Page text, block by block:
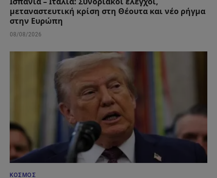
μεταναστευτική κρίση στη Θέουτα και νέο ρήγμα
στην Ευρώπη
08/08/2026
ΚΌΣΜΟΣ